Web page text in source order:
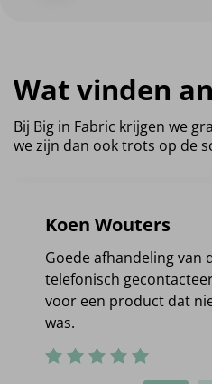
Wat vinden
Bij Big in Fabric krijgen we
we zijn dan ook trots op de
Koen Wouters
Goede afhandeling van
telefonisch
voor een product dat
was.